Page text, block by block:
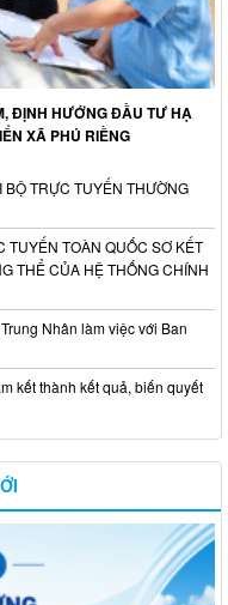
ĐỊNH HƯỚNG ĐẦU TƯ HẠ
XÃ PHÚ RIỀNG
TRỰC TUYẾN THƯỜNG
TUYẾN TOÀN QUỐC SƠ KẾT
THỂ CỦA HỆ THỐNG CHÍNH
Nhân làm việc với Ban
kết thành kết quả, biến quyết